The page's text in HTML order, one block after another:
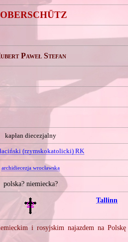
Paweł Stefan
kapłan diecezjalny
(rzymskokatolicki) RK
archidiecezja wrocławska
polska? niemiecka?
Tallinn
i rosyjskim najazdem na Polskę